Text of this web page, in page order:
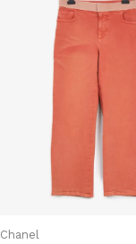
Chanel